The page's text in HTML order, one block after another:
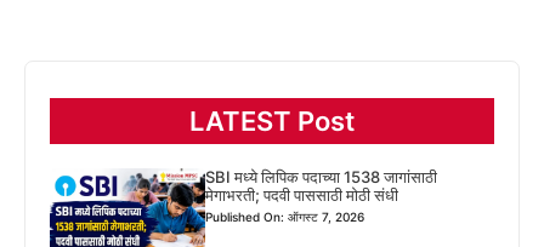
LATEST Post
SBI मध्ये लिपिक पदाच्या 1538 जागांसाठी
मेगाभरती; पदवी पाससाठी मोठी संधी
Published On: ऑगस्ट 7, 2026